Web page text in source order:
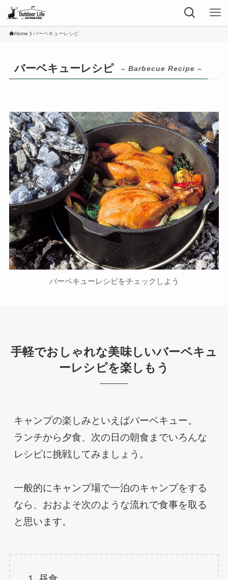
Home バーベキューレシピ
バーベキューレシピ – Barbecue Recipe –
バーベキューレシピをチェックしよう
手軽でおしゃれな美味しいバーベキュ
ーレシピを楽しもう
キャンプの楽しみといえばバーベキュー。
ランチから夕食、次の日の朝食までいろんな
レシピに挑戦してみましょう。
一般的にキャンプ場で一泊のキャンプをする
なら、おおよそ次のような流れで食事を取る
と思います。